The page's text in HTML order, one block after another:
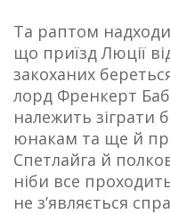
Та раптом
що приїзд Люції
закоханих
лорд Френкерт
належить зіграти
юнакам та ще й
Спетлайга й
ніби все
не з’являється